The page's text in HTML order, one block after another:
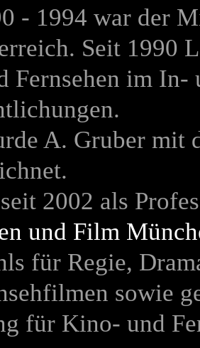
- 1994 war der
Seit 1990
Fernsehen im
A. Gruber mit
2002 als
und Film
für Regie,
sowie
für Kino- und